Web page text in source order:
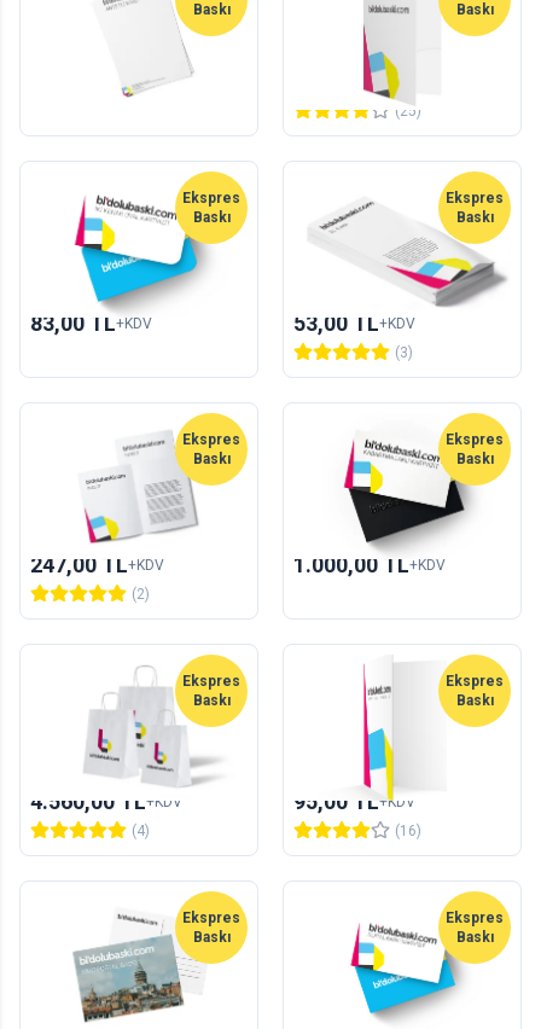
Baskı
Ekspres Antetli Kağıt
151,00 TL +KDV
Baskı
Ekspres Cepli Dosya
234,00 TL +KDV
(25)
Ekspres
Baskı
Ekspres İki Kenar Oval
Kartvizit
83,00 TL+KDV
Ekspres
Baskı
Ekspres El İlanı
53,00 TL+KDV
(3)
Ekspres
Baskı
Ekspres İnsert
247,00 TL+KDV
(2)
Ekspres
Baskı
Ekspres Kabartma Laklı
Kartvizit
1.000,00 TL+KDV
Ekspres
Baskı
Ekspres Kağıt Poşet /
adet
4.560,00 TL+KDV
(4)
Ekspres
Baskı
Ekspres Karton Sunum
95,00 TL+KDV
(16)
Ekspres
Baskı
Ekspres Kartpostal
63,00 TL+KDV
Ekspres
Baskı
Ekspres Kartvizit
49,00 TL+KDV